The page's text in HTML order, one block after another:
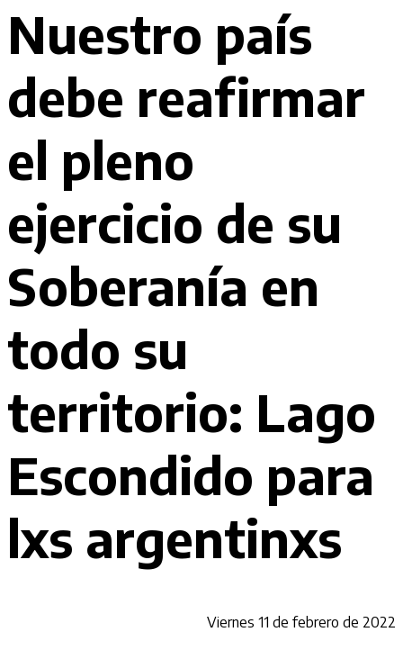
Nuestro país
debe reafirmar
el pleno
ejercicio de su
Soberanía en
todo su
territorio: Lago
Escondido para
lxs argentinxs
Viernes 11 de febrero de 2022